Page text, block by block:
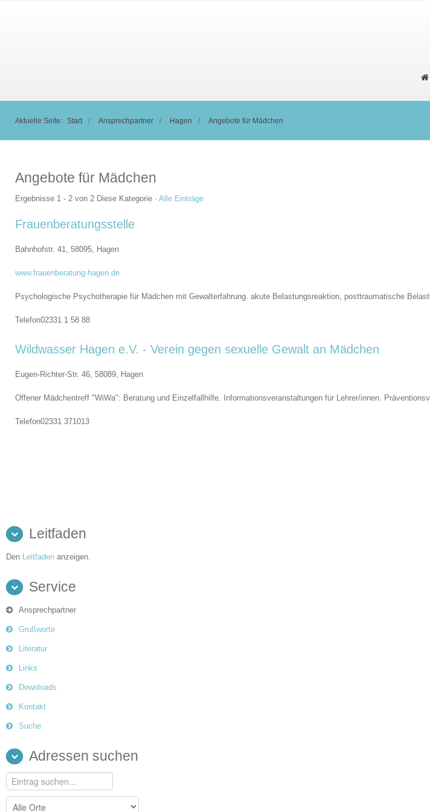
Aktuelle Seite: Start Ansprechpartner Hagen Angebote für Mädchen
Angebote für Mädchen
Ergebnisse 1 - 2 von 2 Diese Kategorie · Alle Einträge
Frauenberatungsstelle
Bahnhofstr. 41, 58095, Hagen
www.frauenberatung-hagen.de
Psychologische Psychotherapie für Mädchen mit Gewalterfahrung. akute Belastungsreaktion, posttraumatische
Telefon02331 1 58 88
Wildwasser Hagen e.V. - Verein gegen sexuelle Gewalt an Mädchen
Eugen-Richter-Str. 46, 58089, Hagen
Offener Mädchentreff "WiWa": Beratung und Einzelfallhilfe. Informationsveranstaltungen für Lehrer/innen.
Telefon02331 371013
Leitfaden
Den Leitfaden anzeigen.
Service
Ansprechpartner
Grußworte
Literatur
Links
Downloads
Kontakt
Suche
Adressen suchen